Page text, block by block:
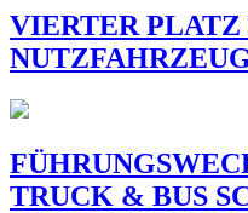
VIERTER PLATZ
TRUCK & BUS